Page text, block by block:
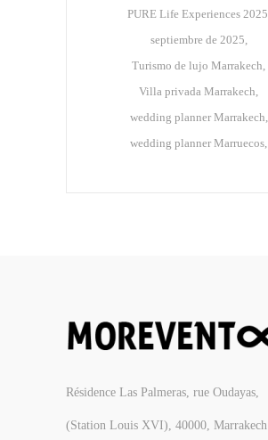
PURE Life Experiences 2025
septiembre de 2025
Turismo de lujo Marrakech
Villa privada Marrakech
wedding planner Marrakech
wedding planner Marruecos
Résidence Las Palmeras, rue Oudayas,
(Station Louis XVI), 40000, Marrakech